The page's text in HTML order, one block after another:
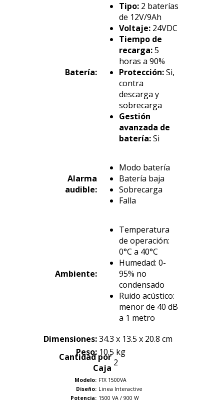
Batería:
Tipo:2 baterías
de 12V/9Ah
Voltaje:24VDC
Tiempo de
recarga:5
horas a 90%
Protección:Si,
contra
descarga y
sobrecarga
Gestión
avanzada de
batería:Si
Alarma
audible:
Modo batería
Batería baja
Sobrecarga
Falla
Ambiente:
Temperatura
de operación:
0°C a 40°C
Humedad: 0-
95% no
condensado
Ruido acústico:
menor de 40 dB
a 1 metro
Dimensiones: 34.3 x 13.5 x 20.8 cm
Peso: 10.5 kg
Cantidad por
Caja 2
Modelo: FTX 1500VA
Diseño: Linea Interactive
Potencia: 1500 VA / 900 W